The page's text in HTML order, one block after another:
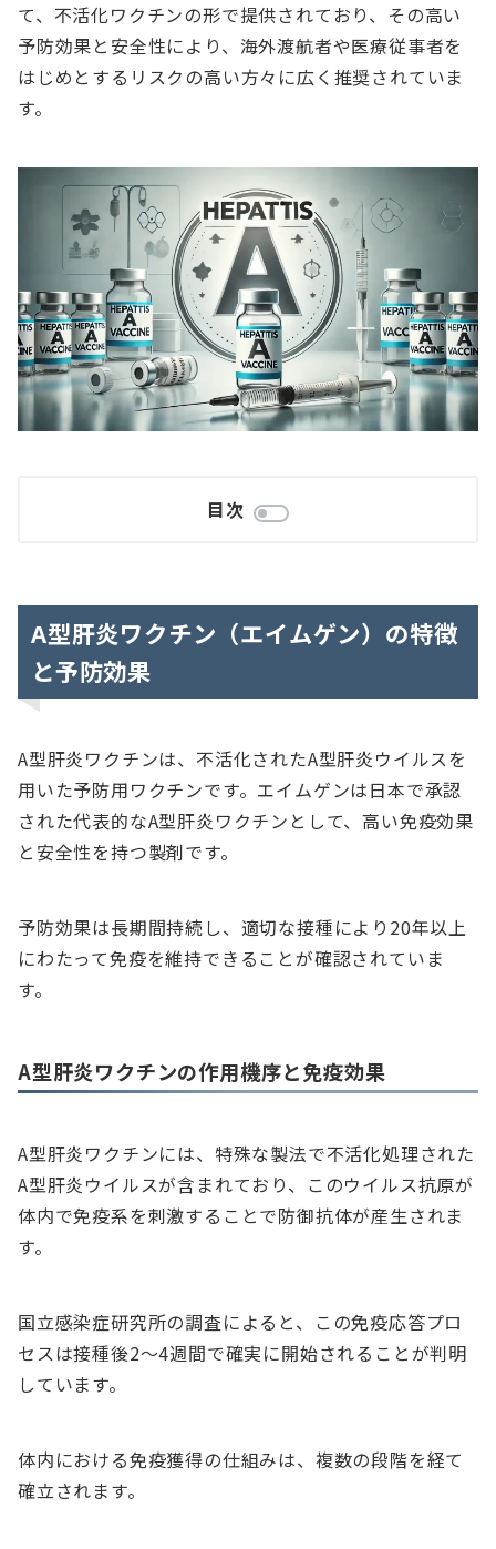
て、不活化ワクチンの形で提供されており、その高い
予防効果と安全性により、海外渡航者や医療従事者を
はじめとするリスクの高い方々に広く推奨されていま
す。
目次
A型肝炎ワクチン（エイムゲン）の特徴
と予防効果
A型肝炎ワクチンは、不活化されたA型肝炎ウイルスを
用いた予防用ワクチンです。エイムゲンは日本で承認
された代表的なA型肝炎ワクチンとして、高い免疫効果
と安全性を持つ製剤です。
予防効果は長期間持続し、適切な接種により20年以上
にわたって免疫を維持できることが確認されていま
す。
A型肝炎ワクチンの作用機序と免疫効果
A型肝炎ワクチンには、特殊な製法で不活化処理された
A型肝炎ウイルスが含まれており、このウイルス抗原が
体内で免疫系を刺激することで防御抗体が産生されま
す。
国立感染症研究所の調査によると、この免疫応答プロ
セスは接種後2～4週間で確実に開始されることが判明
しています。
体内における免疫獲得の仕組みは、複数の段階を経て
確立されます。